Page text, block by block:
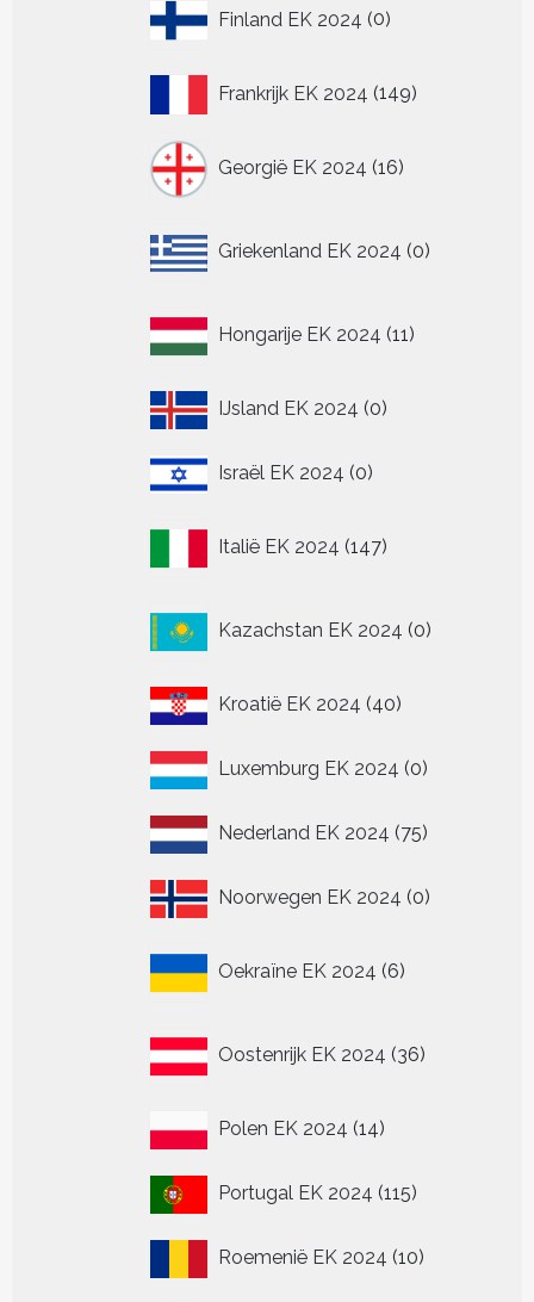
Finland EK 2024 0
producten
Frankrijk EK 2024 149149
Georgië EK 2024 16
producten
Griekenland EK 2024 0
producten
Hongarije EK 2024 11
producten
IJsland EK 2024 00
Israël EK 2024 00
Italië EK 2024 147
producten
Kazachstan EK 2024 0
producten
Kroatië EK 2024 4040
Luxemburg EK 2024 00
Nederland EK 2024 7575
Noorwegen EK 2024 00
Oekraïne EK 2024 6
producten
Oostenrijk EK 2024 36
producten
Polen EK 2024 1414
Portugal EK 2024 115115
Roemenië EK 2024 1010